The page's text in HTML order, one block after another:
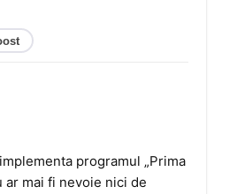
programul „Prima
ar mai fi nevoie nici de